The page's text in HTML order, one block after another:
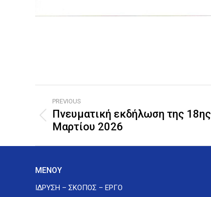
Post
navigation
PREVIOUS
Previous
post:
Πνευματική εκδήλωση της 18ης
Μαρτίου 2026
ΜΕΝΟΥ
ΙΔΡΥΣΗ – ΣΚΟΠΟΣ – ΕΡΓΟ